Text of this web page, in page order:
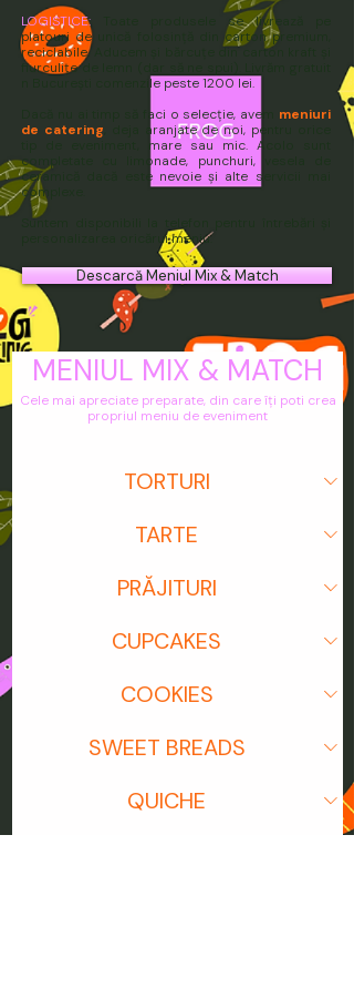
LOGISTICE:
Toate produsele se livrează pe
platouri de unică folosință din carton premium,
reciclabile. Aducem și bărcuțe din carton kraft și
fiurculițe de lemn (dar să ne spui). Livrăm gratuit
n București comenzile peste 1200 lei.
Dacă nu ai timp să faci o selecție, avem meniuri
de catering , deja aranjate de noi, pentru orice
tip de eveniment, mare sau mic. Acolo sunt
completate cu limonade, punchuri, vesela de
ceramică dacă este nevoie și alte servicii mai
complexe.
Suntem disponibili la telefon pentru întrebări și
personalizarea oricărui meniu.
Descarcă Meniul Mix & Match
MENIUL MIX & MATCH
Cele mai apreciate preparate, din care îți poti crea
propriul meniu de eveniment
TORTURI
TARTE
PRĂJITURI
CUPCAKES
COOKIES
SWEET BREADS
QUICHE